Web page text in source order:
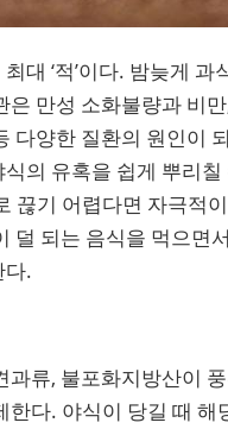
대 ‘적’이다. 밤늦게 과
은 만성 소화불량과 비
다양한 질환의 원인이
의 유혹을 쉽게 뿌리칠
끊기 어렵다면 자극적
덜 되는 음식을 먹으면
다.
과류, 불포화지방산이
한다. 야식이 당길 때 해